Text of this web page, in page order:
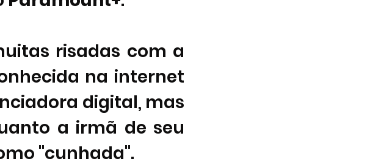
risadas com a
na internet
digital, mas
a irmã de seu
"cunhada".